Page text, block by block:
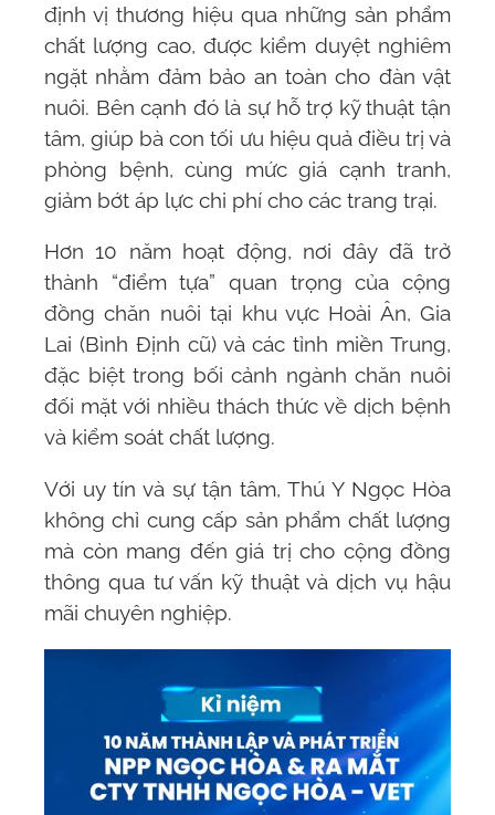
định vị thương hiệu qua những sản phẩm
chất lượng cao, được kiểm duyệt nghiêm
ngặt nhằm đảm bảo an toàn cho đàn vật
nuôi. Bên cạnh đó là sự hỗ trợ kỹ thuật tận
tâm, giúp bà con tối ưu hiệu quả điều trị và
phòng bệnh, cùng mức giá cạnh tranh,
giảm bớt áp lực chi phí cho các trang trại.
Hơn 10 năm hoạt động, nơi đây đã trở
thành “điểm tựa” quan trọng của cộng
đồng chăn nuôi tại khu vực Hoài Ân, Gia
Lai (Bình Định cũ) và các tỉnh miền Trung,
đặc biệt trong bối cảnh ngành chăn nuôi
đối mặt với nhiều thách thức về dịch bệnh
và kiểm soát chất lượng.
Với uy tín và sự tận tâm, Thú Y Ngọc Hòa
không chỉ cung cấp sản phẩm chất lượng
mà còn mang đến giá trị cho cộng đồng
thông qua tư vấn kỹ thuật và dịch vụ hậu
mãi chuyên nghiệp.